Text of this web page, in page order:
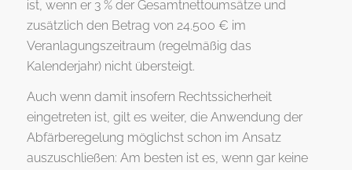
ist, wenn er 3 % der Gesamtnettoumsätze und
zusätzlich den Betrag von 24.500 € im
Veranlagungszeitraum (regelmäßig das
Kalenderjahr) nicht übersteigt.
Auch wenn damit insofern Rechtssicherheit
eingetreten ist, gilt es weiter, die Anwendung der
Abfärberegelung möglichst schon im Ansatz
auszuschließen: Am besten ist es, wenn gar keine